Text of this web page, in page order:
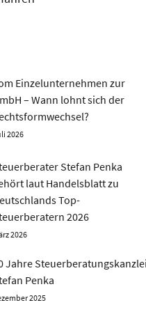
Einzelunternehmen zur
– Wann lohnt sich der
2026
Stefan Penka
laut Handelsblatt zu
Top-
2026
2026
Jahre
Penka
2025